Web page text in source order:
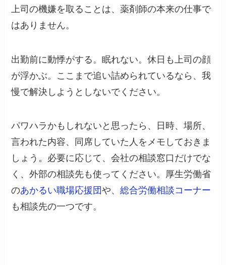
上司の機嫌を取ることは、薬剤師の本来の仕事で
はありません。
出勤前に動悸がする。眠れない。休日も上司の顔
が浮かぶ。ここまで追い詰められているなら、我
慢で解決しようとしないでください。
パワハラかもしれないと思ったら、日時、場所、
言われた内容、同席していた人をメモしておきま
しょう。必要に応じて、会社の相談窓口だけでな
く、外部の相談先も使ってください。厚生労働省
のあかるい職場応援団や、総合労働相談コーナー
も相談先の一つです。